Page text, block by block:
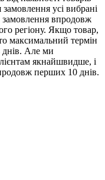
усі вибрані
замовлення впродовж
регіону. Якщо товар,
максимальний термін
днів. Але ми
якнайшвидше, і
перших 10 днів.